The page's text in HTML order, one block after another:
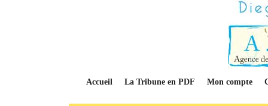
Accueil La Tribune en PDF Mon compte